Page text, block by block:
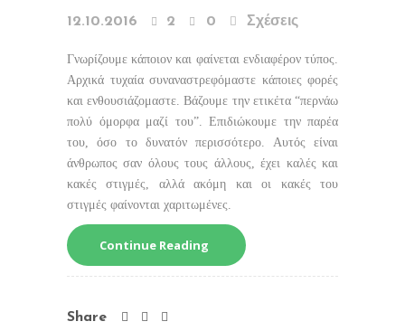
12.10.2016 2 0 Σχέσεις
Γνωρίζουμε κάποιον και φαίνεται ενδιαφέρον τύπος.
Αρχικά τυχαία συναναστρεφόμαστε κάποιες φορές
και ενθουσιάζομαστε. Βάζουμε την ετικέτα “περνάω
πολύ όμορφα μαζί του”. Επιδιώκουμε την παρέα
του, όσο το δυνατόν περισσότερο. Αυτός είναι
άνθρωπος σαν όλους τους άλλους, έχει καλές και
κακές στιγμές, αλλά ακόμη και οι κακές του
στιγμές φαίνονται χαριτωμένες.
Continue Reading
Share